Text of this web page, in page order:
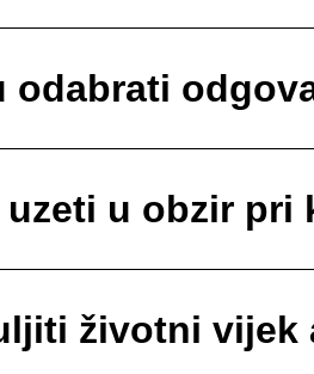
odabrati
uzeti u obzir pri
životni vijek